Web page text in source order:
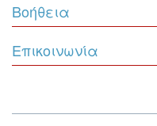
Βοήθεια
Επικοινωνία